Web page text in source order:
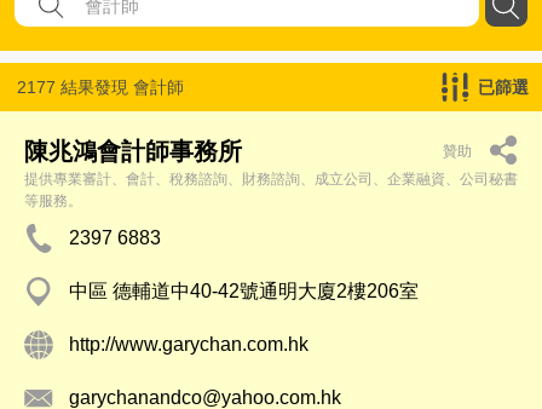
2177 結果發現 會計師 已篩選
陳兆鴻會計師事務所
贊助
提供專業審計、會計、稅務諮詢、財務諮詢、成立公司、企業融資、公司秘書
等服務。
2397 6883
中區 德輔道中40-42號通明大廈2樓206室
http://www.garychan.com.hk
garychanandco@yahoo.com.hk